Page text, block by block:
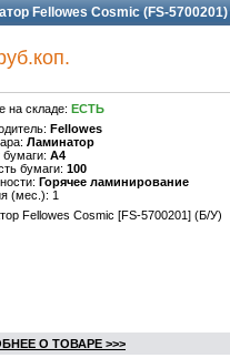
Fellowes Cosmic (FS-
на складе: ЕСТЬ
Fellowes
Ламинатор
A4
бумаги: 100
Горячее ламинирование
(мес.): 1
Fellowes Cosmic [FS-5700201] (Б/У)
О ТОВАРЕ >>>